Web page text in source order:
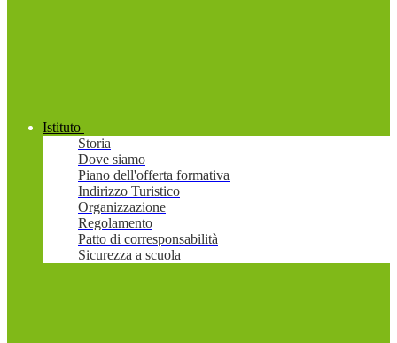
Istituto
Storia
Dove siamo
Piano dell'offerta formativa
Indirizzo Turistico
Organizzazione
Regolamento
Patto di corresponsabilità
Sicurezza a scuola